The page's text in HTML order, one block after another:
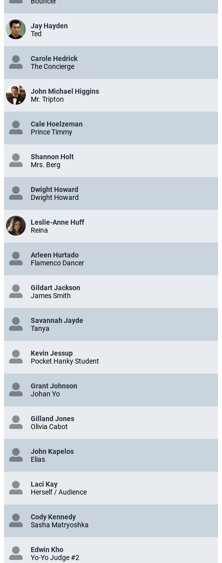
Jay Hayden
Ted
Carole Hedrick
The Concierge
John Michael Higgins
Mr. Tripton
Cale Hoelzeman
Prince Timmy
Shannon Holt
Mrs. Berg
Dwight Howard
Dwight Howard
Leslie-Anne Huff
Reina
Arleen Hurtado
Flamenco Dancer
Gildart Jackson
James Smith
Savannah Jayde
Tanya
Kevin Jessup
Pocket Hanky Student
Grant Johnson
Johan Yo
Gilland Jones
Olivia Cabot
John Kapelos
Elias
Laci Kay
Herself / Audience
Cody Kennedy
Sasha Matryoshka
Edwin Kho
Yo-Yo Judge #2